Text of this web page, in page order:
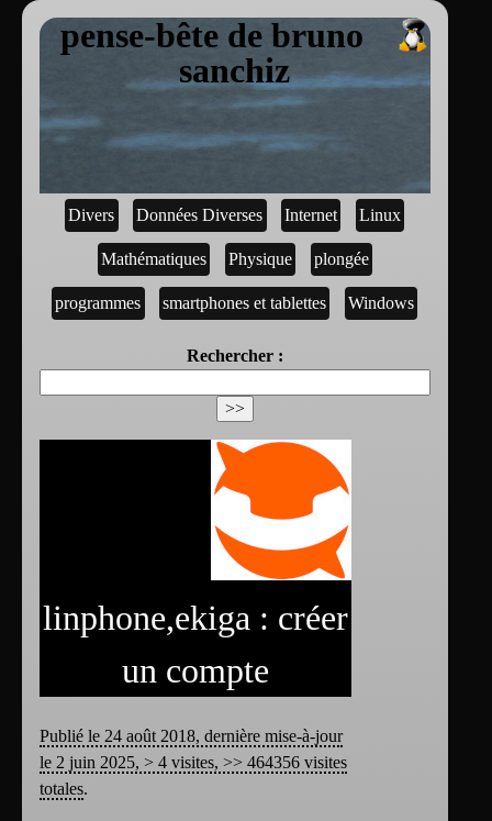
pense-bête de bruno
sanchiz
Divers Données Diverses Internet Linux
Mathématiques Physique plongée
programmes smartphones et tablettes Windows
Rechercher :
linphone,ekiga : créer
un compte
Publié le 24 août 2018, dernière mise-à-jour
le 2 juin 2025, > 4 visites, >> 464356 visites
totales.